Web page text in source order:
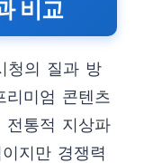
비교
청의 질과 방
리미엄 콘텐츠
전통적 지상파
지만 경쟁력